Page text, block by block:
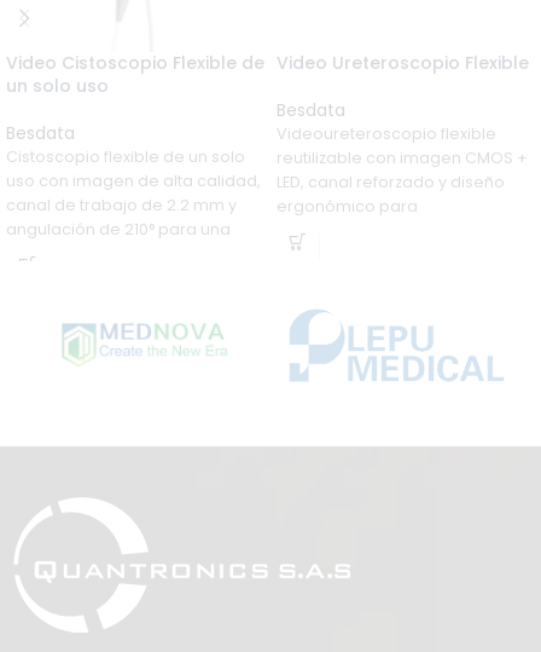
Video Cistoscopio Flexible de
un solo uso
Besdata
Cistoscopio flexible de un solo
uso con imagen de alta calidad,
canal de trabajo de 2.2 mm y
angulación de 210° para una
exploración cómoda y precisa.
Video Ureteroscopio Flexible
Besdata
Videoureteroscopio flexible
reutilizable con imagen CMOS +
LED, canal reforzado y diseño
ergonómico para
procedimientos endourológicos
de alta precisión.